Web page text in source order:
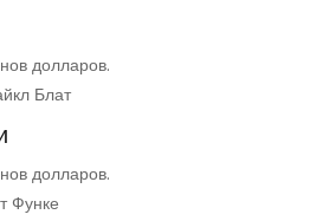
долларов.
Блат
долларов.
Функе